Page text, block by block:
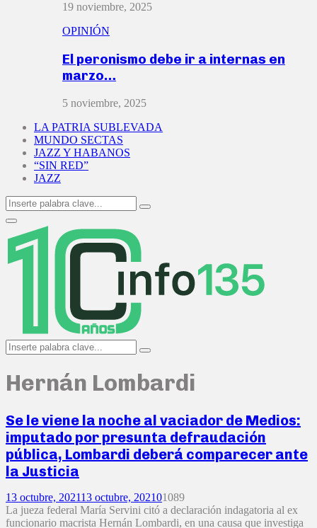
19 noviembre, 2025
OPINIÓN
El peronismo debe ir a internas en
marzo…
5 noviembre, 2025
LA PATRIA SUBLEVADA
MUNDO SECTAS
JAZZ Y HABANOS
“SIN RED”
JAZZ
Search
for:
Search
Primary
Menu
Search
for:
Search
Hernán Lombardi
Se le viene la noche al vaciador de Medios:
imputado por presunta defraudación
pública, Lombardi deberá comparecer ante
la Justicia
13 octubre, 202113 octubre, 202101089
La jueza federal María Servini citó a declaración indagatoria al ex
funcionario macrista Hernán Lombardi, en una causa que investiga